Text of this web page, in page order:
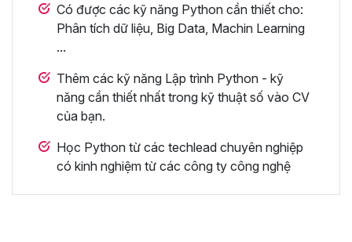
Có được các kỹ năng Python cần thiết cho:
Phân tích dữ liệu, Big Data, Machin Learning
...
Thêm các kỹ năng Lập trình Python - kỹ
năng cần thiết nhất trong kỹ thuật số vào CV
của bạn.
Học Python từ các techlead chuyên nghiệp
có kinh nghiệm từ các công ty công nghệ